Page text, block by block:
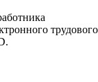
трудового